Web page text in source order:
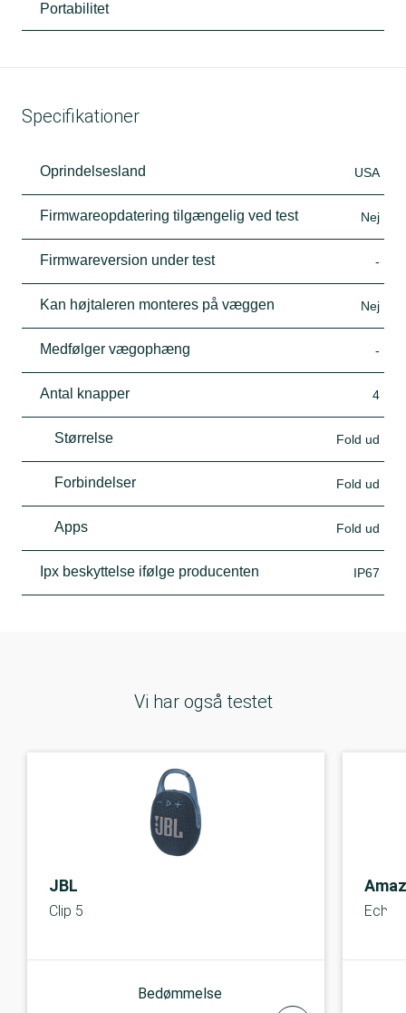
Portabilitet
Specifikationer
Oprindelsesland USA
Firmwareopdatering tilgængelig ved test Nej
Firmwareversion under test -
Kan højtaleren monteres på væggen Nej
Medfølger vægophæng -
Antal knapper 4
Størrelse Fold ud
Forbindelser Fold ud
Apps Fold ud
Ipx beskyttelse ifølge producenten IP67
Vi har også testet
JBL
Clip 5
Bedømmelse
Echo